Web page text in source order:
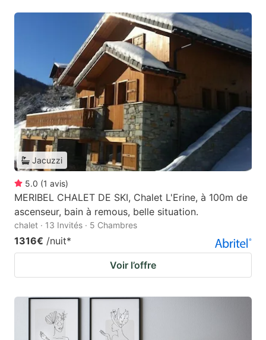
Jacuzzi
5.0 (1 avis)
MERIBEL CHALET DE SKI, Chalet L'Erine, à 100m de
ascenseur, bain à remous, belle situation.
chalet · 13 Invités · 5 Chambres
1316€ /nuit*
Voir l’offre